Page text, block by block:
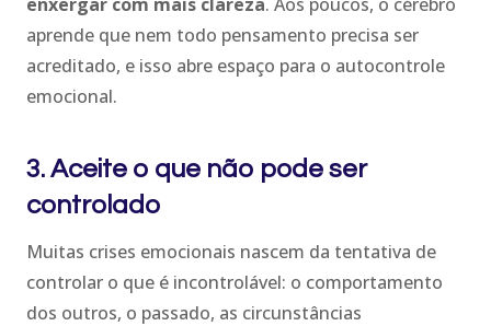
aprende que nem todo pensamento precisa ser
acreditado, e isso abre espaço para o autocontrole
emocional.
3. Aceite o que não pode ser
controlado
Muitas crises emocionais nascem da tentativa de
controlar o que é incontrolável: o comportamento
dos outros, o passado, as circunstâncias